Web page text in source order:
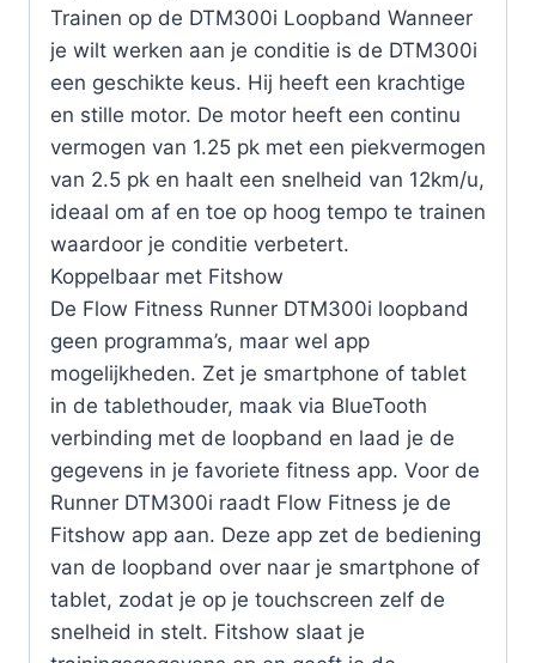
Trainen op de DTM300i Loopband Wanneer
je wilt werken aan je conditie is de DTM300i
een geschikte keus. Hij heeft een krachtige
en stille motor. De motor heeft een continu
vermogen van 1.25 pk met een piekvermogen
van 2.5 pk en haalt een snelheid van 12km/u,
ideaal om af en toe op hoog tempo te trainen
waardoor je conditie verbetert.
Koppelbaar met Fitshow
De Flow Fitness Runner DTM300i loopband
geen programma’s, maar wel app
mogelijkheden. Zet je smartphone of tablet
in de tablethouder, maak via BlueTooth
verbinding met de loopband en laad je de
gegevens in je favoriete fitness app. Voor de
Runner DTM300i raadt Flow Fitness je de
Fitshow app aan. Deze app zet de bediening
van de loopband over naar je smartphone of
tablet, zodat je op je touchscreen zelf de
snelheid in stelt. Fitshow slaat je